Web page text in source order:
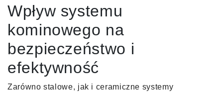
Wpływ systemu
kominowego na
bezpieczeństwo i
efektywność
Zarówno stalowe, jak i ceramiczne systemy